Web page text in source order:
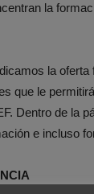
la
la
que le
Dentro de la
e incluso